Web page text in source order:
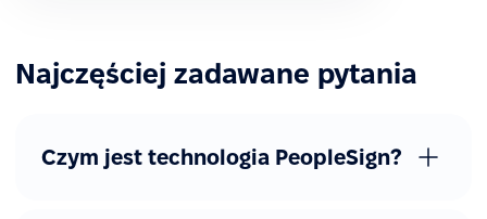
Najczęściej zadawane pytania
Czym jest technologia PeopleSign?